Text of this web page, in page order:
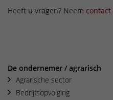
Heeft u vragen? Neem contact
De ondernemer / agrarisch
Agrarische sector
Bedrijfsopvolging